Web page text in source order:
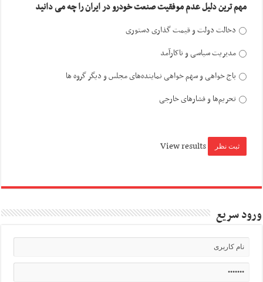
مهم ترین دلیل عدم موفقیت صنعت خودرو در ایران را چه می دانید
دخالت دولت و قیمت گذاری دستوری
مدیریت سیاسی و ناکارآمد
باج خواهی و سهم خواهی نماینده‌های مجلس و دیگر گروه ها
تحریم‌ها و فشارهای خارجی
View results
ورود سریع